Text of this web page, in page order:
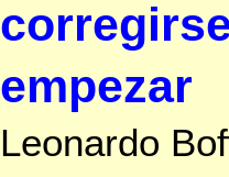
empezar
Leonardo